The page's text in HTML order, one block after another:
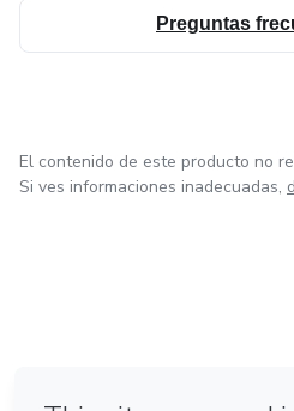
Preguntas
El contenido de este producto no
Si ves informaciones inadecuadas,